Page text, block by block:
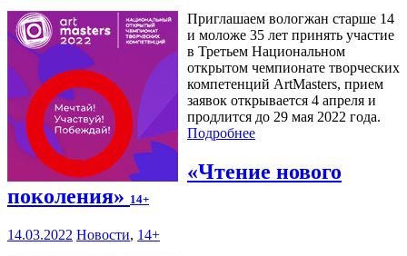
Приглашаем вологжан старше 14
и моложе 35 лет принять участие
в Третьем Национальном
открытом чемпионате творческих
компетенций ArtMasters, прием
заявок открывается 4 апреля и
продлится до 29 мая 2022 года.
Подробнее
«Чтение нового
поколения» 14+
14.03.2022 Новости, 14+